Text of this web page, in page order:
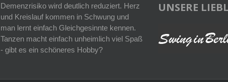
Demenzrisiko wird deutlich reduziert. Herz
und Kreislauf kommen in Schwung und
man lernt einfach Gleichgesinnte kennen.
Tanzen macht einfach unheimlich viel Spaß
- gibt es ein schöneres Hobby?
UNSERE